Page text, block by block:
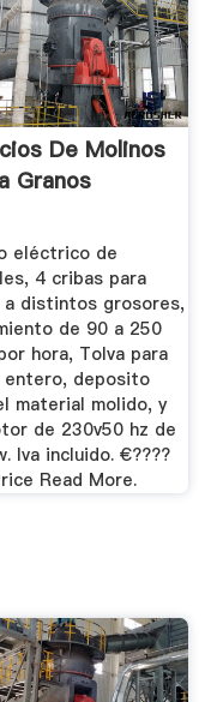
De Molinos
Granos
eléctrico de
4 cribas para
a distintos grosores,
de 90 a 250
hora, Tolva para
entero, deposito
material molido, y
de 230v50 hz de
Iva incluido. €????
Read More.